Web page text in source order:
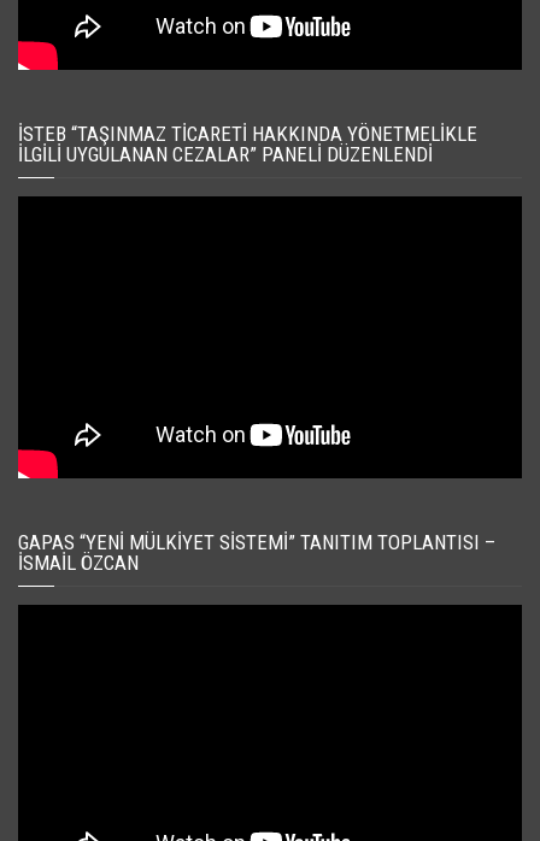
İSTEB “TAŞINMAZ TICARETI HAKKINDA YÖNETMELIKLE
İLGILI UYGULANAN CEZALAR” PANELI DÜZENLENDI
GAPAS “YENI MÜLKIYET SISTEMI” TANITIM TOPLANTISI –
İSMAIL ÖZCAN